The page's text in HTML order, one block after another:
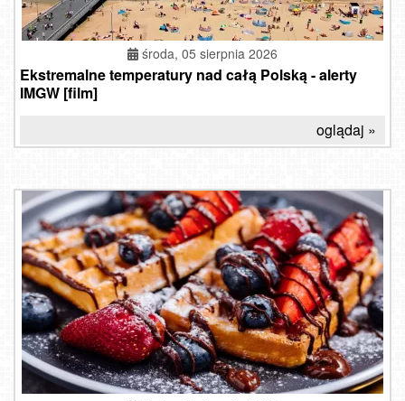
środa, 05 sierpnia 2026
Ekstremalne temperatury nad całą Polską - alerty
IMGW [film]
oglądaj »